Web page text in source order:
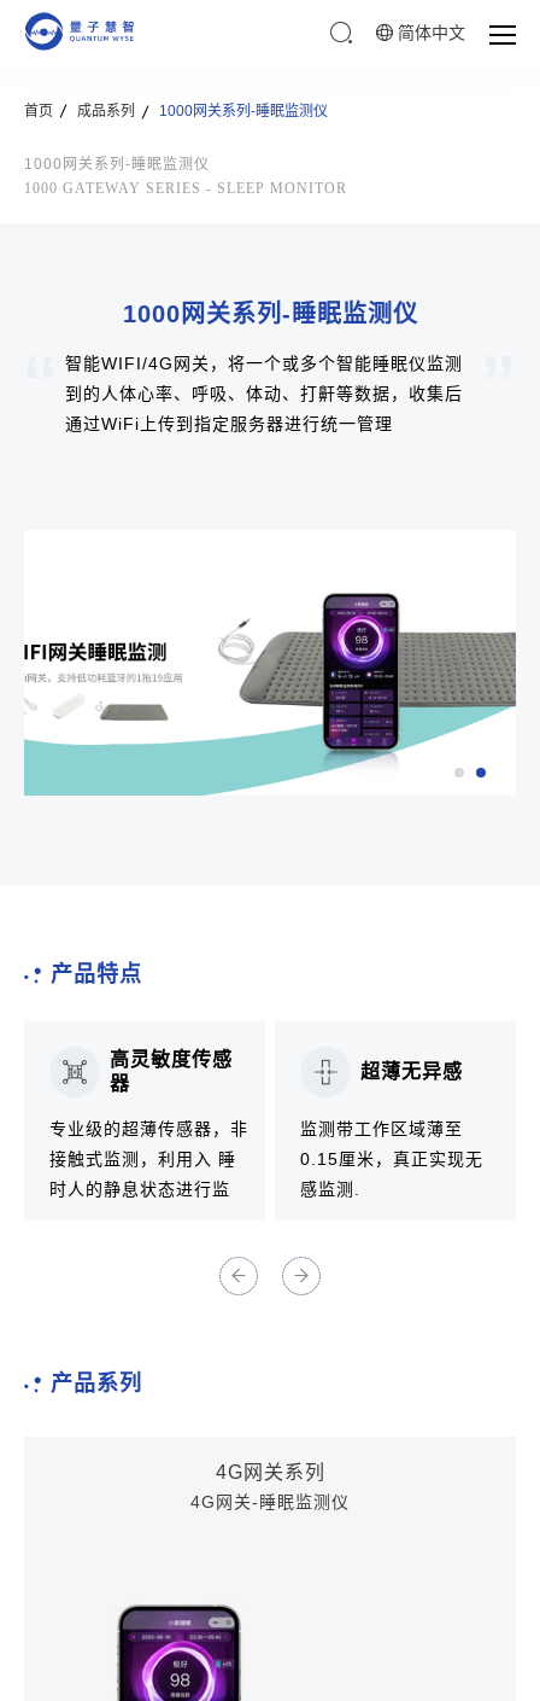
简体中文
首页 成品系列 1000网关系列-睡眠监测仪
1000网关系列-睡眠监测仪
1000 GATEWAY SERIES - SLEEP MONITOR
1000网关系列-睡眠监测仪
智能WIFI/4G网关，将一个或多个智能睡眠仪监测
到的人体心率、呼吸、体动、打鼾等数据，收集后
通过WiFi上传到指定服务器进行统一管理
产品特点
高灵敏度传感
器
专业级的超薄传感器，非
接触式监测，利用入 睡
时人的静息状态进行监
超薄无异感
监测带工作区域薄至
0.15厘米，真正实现无
感监测.
产品系列
4G网关系列
4G网关-睡眠监测仪